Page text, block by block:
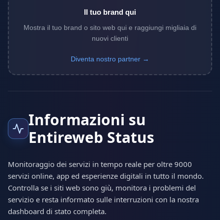
Il tuo brand qui
Mostra il tuo brand o sito web qui e raggiungi migliaia di
nuovi clienti
Diventa nostro partner →
Informazioni su
Entireweb Status
Monitoraggio dei servizi in tempo reale per oltre 9000
servizi online, app ed esperienze digitali in tutto il mondo.
Controlla se i siti web sono giù, monitora i problemi del
servizio e resta informato sulle interruzioni con la nostra
dashboard di stato completa.